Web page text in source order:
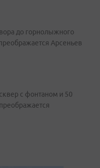
до горнолыжного
Арсеньев
с фонтаном и 50